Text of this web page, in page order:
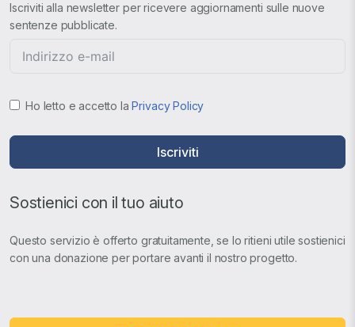
Iscriviti alla newsletter per ricevere aggiornamenti sulle nuove
sentenze pubblicate.
Ho letto e accetto laPrivacy Policy
Iscriviti
Sostienici con il tuo aiuto
Questo servizio è offerto gratuitamente, se lo ritieni utile sostienici
con una donazione per portare avanti il nostro progetto.